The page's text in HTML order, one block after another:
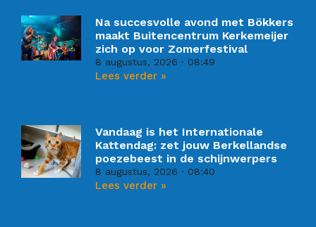
Na succesvolle avond met Bökkers
maakt Buitencentrum Kerkemeijer
zich op voor Zomerfestival
8 augustus, 2026 08:49
Lees verder »
Vandaag is het Internationale
Kattendag: zet jouw Berkellandse
poezebeest in de schijnwerpers
8 augustus, 2026 08:40
Lees verder »